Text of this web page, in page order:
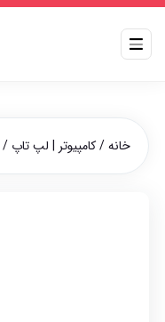
خانه/کامپیوتر | لپ تاپ /